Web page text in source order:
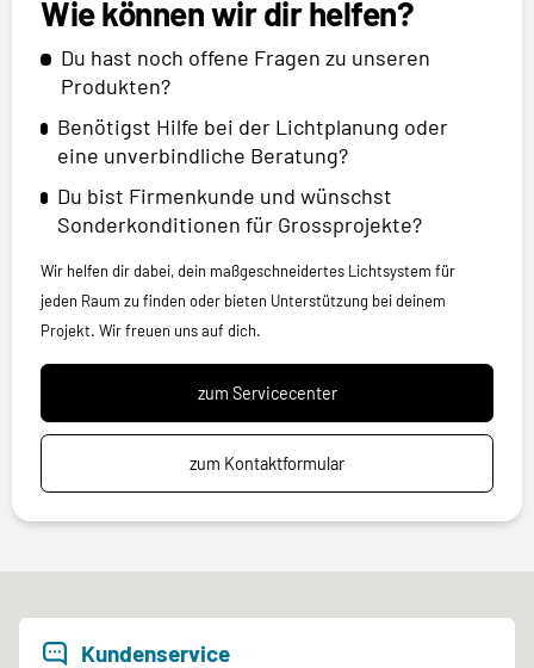
Wie können wir dir helfen?
Du hast noch offene Fragen zu unseren
Produkten?
Benötigst Hilfe bei der Lichtplanung oder
eine unverbindliche Beratung?
Du bist Firmenkunde und wünschst
Sonderkonditionen für Grossprojekte?
Wir helfen dir dabei, dein maßgeschneidertes Lichtsystem für
jeden Raum zu finden oder bieten Unterstützung bei deinem
Projekt. Wir freuen uns auf dich.
zum Servicecenter
zum Kontaktformular
Kundenservice